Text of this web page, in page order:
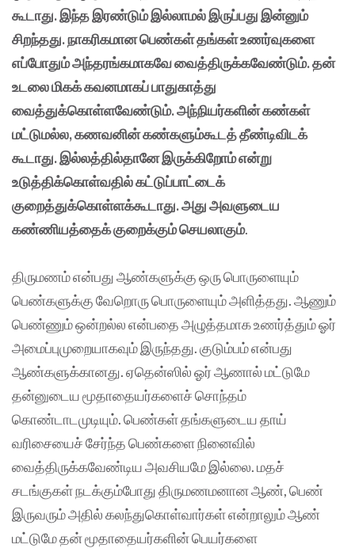
கூடாது. இந்த இரண்டும் இல்லாமல் இருப்பது இன்னும்
சிறந்தது. நாகரிகமான பெண்கள் தங்கள் உணர்வுகளை
எப்போதும் அந்தரங்கமாகவே வைத்திருக்கவேண்டும். தன்
உடலை மிகக் கவனமாகப் பாதுகாத்து
வைத்துக்கொள்ளவேண்டும். அந்நியர்களின் கண்கள்
மட்டுமல்ல, கணவனின் கண்களும்கூடத் தீண்டிவிடக்
கூடாது. இல்லத்தில்தானே இருக்கிறோம் என்று
உடுத்திக்கொள்வதில் கட்டுப்பாட்டைக்
குறைத்துக்கொள்ளக்கூடாது. அது அவளுடைய
கண்ணியத்தைக் குறைக்கும் செயலாகும்.
திருமணம் என்பது ஆண்களுக்கு ஒரு பொருளையும்
பெண்களுக்கு வேறொரு பொருளையும் அளித்தது. ஆணும்
பெண்ணும் ஒன்றல்ல என்பதை அழுத்தமாக உணர்த்தும் ஓர்
அமைப்புமுறையாகவும் இருந்தது. குடும்பம் என்பது
ஆண்களுக்கானது. ஏதென்ஸில் ஓர் ஆணால் மட்டுமே
தன்னுடைய மூதாதையர்களைச் சொந்தம்
கொண்டாடமுடியும். பெண்கள் தங்களுடைய தாய்
வரிசையைச் சேர்ந்த பெண்களை நினைவில்
வைத்திருக்கவேண்டிய அவசியமே இல்லை. மதச்
சடங்குகள் நடக்கும்போது திருமணமனான ஆண், பெண்
இருவரும் அதில் கலந்துகொள்வார்கள் என்றாலும் ஆண்
மட்டுமே தன் மூதாதையர்களின் பெயர்களை